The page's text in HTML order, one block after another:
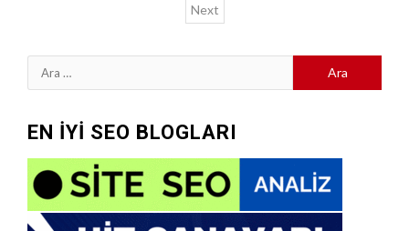
Next
Arama:
EN İYİ SEO BLOGLARI